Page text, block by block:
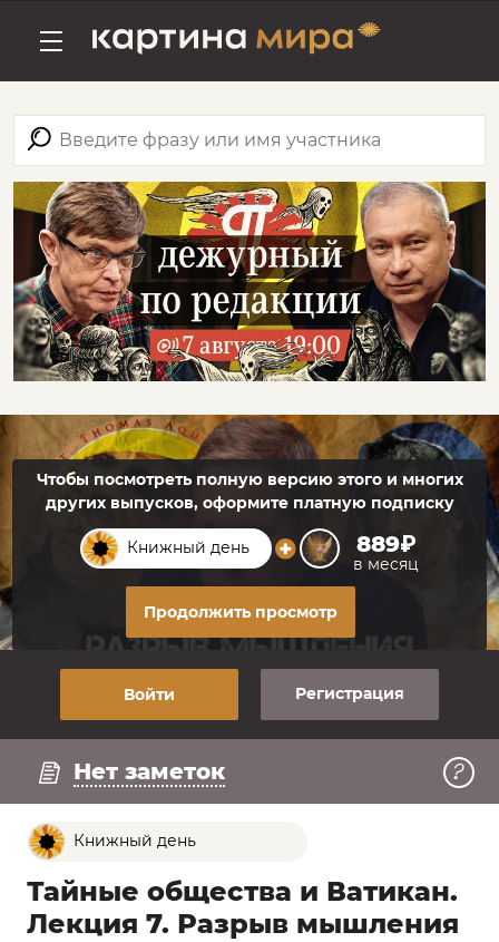
Чтобы посмотреть полную версию этого и многих
других выпусков, оформите платную подписку
Книжный день 889₽
в месяц
Продолжить просмотр
Войти Регистрация
Нет заметок
Книжный день
Тайные общества и Ватикан.
Лекция 7. Разрыв мышления